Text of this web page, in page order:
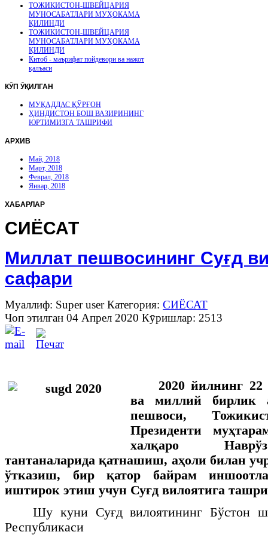
ТОЖИКИСТОН-ШВЕЙЦАРИЯ
МУНОСАБАТЛАРИ МУҲОКАМА
ҚИЛИНДИ
ТОЖИКИСТОН-ШВЕЙЦАРИЯ
МУНОСАБАТЛАРИ МУҲОКАМА
ҚИЛИНДИ
Китоб - маърифат пойдевори ва нажот
қалъаси
КӮП ӮҚИЛГАН
МУҚАДДАС ҚЎРҒОН
ҲИНДИСТОН БОШ ВАЗИРИНИНГ
ЮРТИМИЗГА ТАШРИФИ
АРХИВ
Май, 2018
Март, 2018
Феврал, 2018
Январ, 2018
ХАБАРЛАР
СИЁСАТ
Миллат пешвосининг Суғд
сафари
Муаллиф: Super userКатегория: СИЁСАТ
Чоп этилган 04 Апрел 2020 Кӯришлар: 2513
2020 йилнинг
ва миллий бирлик
пешвоси,
Президенти
халқаро
тантаналарида қатнашиш, аҳоли билан
ўтказиш, бир қатор байрам
иштирок этиш учун Суғд вилоятига
Шу куни Суғд вилоятининг Бўстон
Республикаси